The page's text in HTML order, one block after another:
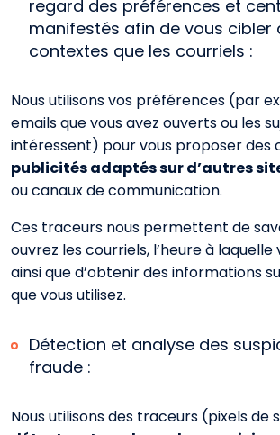
regard des préférences et
manifestés afin de vous cibler
contextes que les courriels :
Nous utilisons vos préférences (par
emails que vous avez ouverts ou les
intéressent) pour vous proposer des
publicités adaptés sur d’autres
ou canaux de communication.
Ces traceurs nous permettent de
ouvrez les courriels, l’heure à laquelle
ainsi que d’obtenir des informations
que vous utilisez.
Détection et analyse des
fraude :
Nous utilisons des traceurs (pixels de